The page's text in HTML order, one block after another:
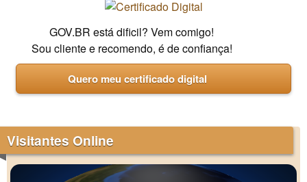
GOV.BR está dificil? Vem comigo!
Sou cliente e recomendo, é de confiança!
Quero meu certificado digital
Visitantes Online